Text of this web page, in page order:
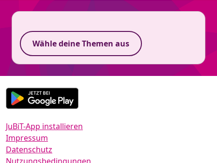
Wähle deine Themen aus
JuBiT-App installieren
Impressum
Datenschutz